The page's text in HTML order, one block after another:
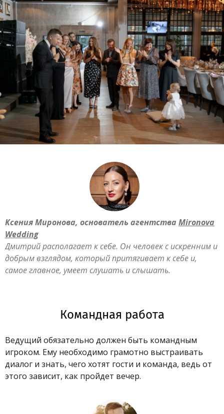
Ксения Миронова, основатель агентства Mironova
Wedding
Дмитрий располагает к себе. Он человек с искренним и
добрым взглядом, который притягивает к себе и,
самое главное, умеет слушать и слышать.
Командная работа
Ведущий обязательно должен быть командным
игроком. Ему необходимо грамотно выстраивать
диалог и знать, чего хотят гости и команда, ведь от
этого зависит, как пройдет вечер.